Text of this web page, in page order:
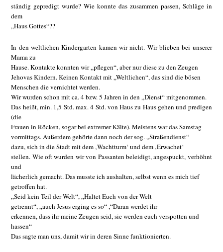
ständig gepredigt wurde? Wie konnte das zusammen passen, Schläge in
dem
„Haus Gottes“??
In den weltlichen Kindergarten kamen wir nicht. Wir blieben bei unserer
Mama zu
Hause. Kontakte konnten wir „pflegen“, aber nur diese zu den Zeugen
Jehovas Kindern. Keinen Kontakt mit „Weltlichen“, das sind die bösen
Menschen die vernichtet werden.
Wir wurden schon mit ca. 4 bzw. 5 Jahren in den „Dienst“ mitgenommen.
Das heißt, min. 1,5 Std. max. 4 Std. von Haus zu Haus gehen und predigen
(die
Frauen in Röcken, sogar bei extremer Kälte). Meistens war das Samstag
vormittags. Außerdem gehörte dann noch der sog. „Straßendienst“
dazu, sich in die Stadt mit dem ‚Wachtturm‘ und dem ‚Erwachet‘
stellen. Wie oft wurden wir von Passanten beleidigt, angespuckt, verhöhnt
und
lächerlich gemacht. Das musste ich aushalten, selbst wenn es mich tief
getroffen hat.
„Seid kein Teil der Welt“, „Haltet Euch von der Welt
getrennt“, „auch Jesus erging es so“ ,“Daran werdet ihr
erkennen, dass ihr meine Zeugen seid, sie werden euch verspotten und
hassen“
Das sagte man uns, damit wir in deren Sinne funktionierten.